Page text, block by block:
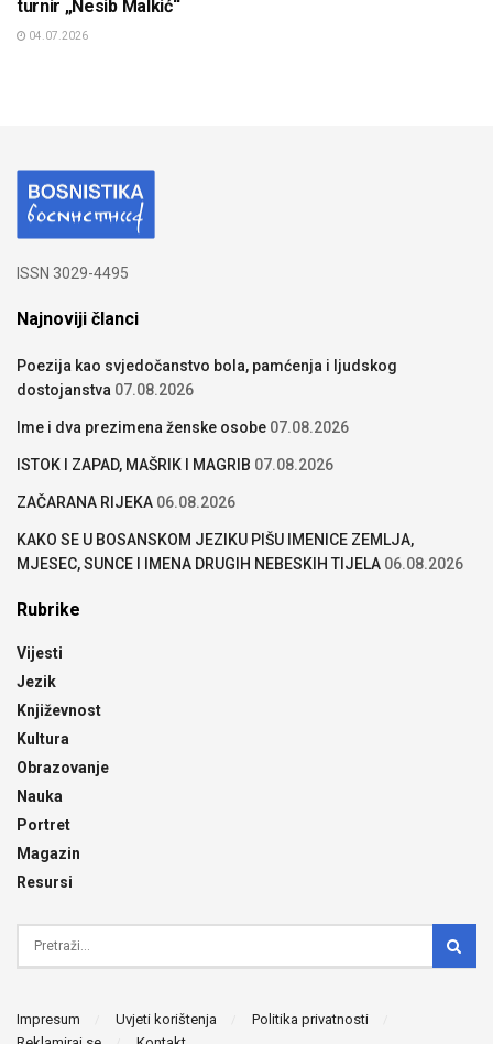
turnir „Nesib Malkić“
04.07.2026
ISSN 3029-4495
Najnoviji članci
Poezija kao svjedočanstvo bola, pamćenja i ljudskog
dostojanstva 07.08.2026
Ime i dva prezimena ženske osobe 07.08.2026
ISTOK I ZAPAD, MAŠRIK I MAGRIB 07.08.2026
ZAČARANA RIJEKA 06.08.2026
KAKO SE U BOSANSKOM JEZIKU PIŠU IMENICE ZEMLJA,
MJESEC, SUNCE I IMENA DRUGIH NEBESKIH TIJELA 06.08.2026
Rubrike
Vijesti
Jezik
Književnost
Kultura
Obrazovanje
Nauka
Portret
Magazin
Resursi
Impresum Uvjeti korištenja
Politika privatnosti